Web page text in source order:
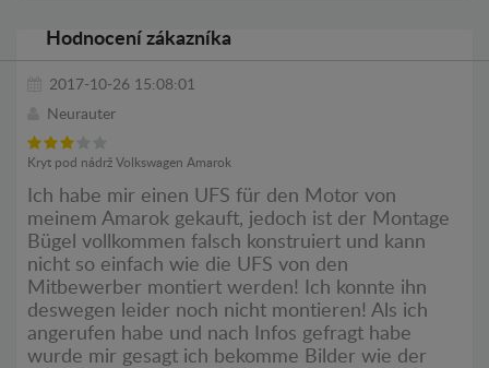
Hodnocení zákazníka
2017-10-26 15:08:01
Neurauter
Kryt pod nádrž Volkswagen Amarok
Ich habe mir einen UFS für den Motor von
meinem Amarok gekauft, jedoch ist der Montage
Bügel vollkommen falsch konstruiert und kann
nicht so einfach wie die UFS von den
Mitbewerber montiert werden! Ich konnte ihn
deswegen leider noch nicht montieren! Als ich
angerufen habe und nach Infos gefragt habe
wurde mir gesagt ich bekomme Bilder wie der